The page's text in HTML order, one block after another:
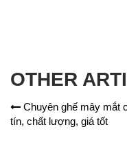
OTHER
Chuyên ghế mây mắt
tín, chất lượng, giá tốt